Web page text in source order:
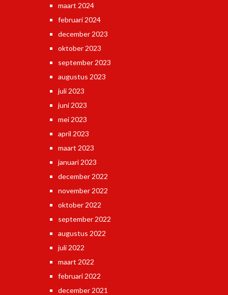
maart 2024
februari 2024
december 2023
oktober 2023
september 2023
augustus 2023
juli 2023
juni 2023
mei 2023
april 2023
maart 2023
januari 2023
december 2022
november 2022
oktober 2022
september 2022
augustus 2022
juli 2022
maart 2022
februari 2022
december 2021